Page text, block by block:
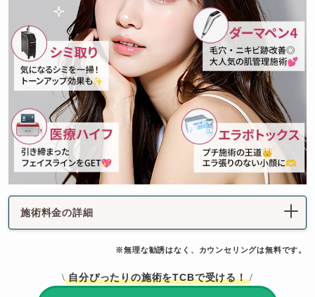
施術料金の詳細
※無理な勧誘はなく、カウンセリングは無料です。
\ 自分ぴったりの施術をTCBで受ける！ /